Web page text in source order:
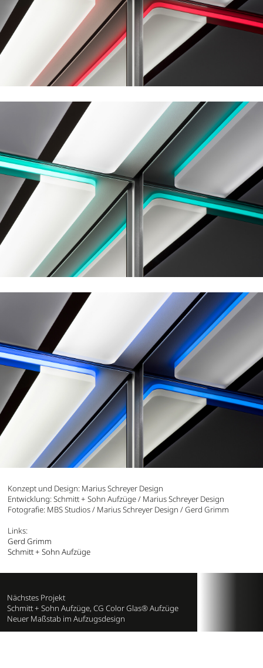
Konzept und Design: Marius Schreyer Design
Entwicklung: Schmitt + Sohn Aufzüge / Marius Schreyer Design
Fotografie: MBS Studios / Marius Schreyer Design / Gerd Grimm
Links:
Gerd Grimm
Schmitt + Sohn Aufzüge
Nächstes Projekt
Schmitt + Sohn Aufzüge, CG Color Glas® Aufzüge
Neuer Maßstab im Aufzugsdesign